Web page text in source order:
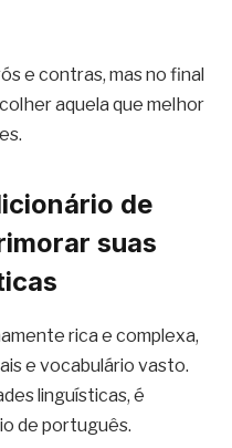
e contras, mas no final
aquela que melhor
de
suas
rica e complexa,
e vocabulário vasto.
linguísticas, é
de português.